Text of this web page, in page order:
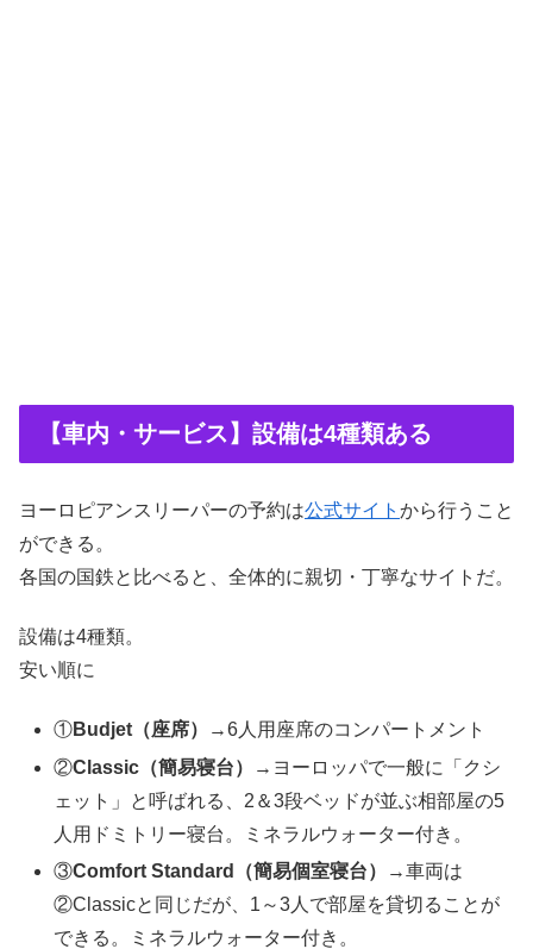
【車内・サービス】設備は4種類ある
ヨーロピアンスリーパーの予約は公式サイト から行うこと
ができる。
各国の国鉄と比べると、全体的に親切・丁寧なサイトだ。
設備は4種類。
安い順に
①Budjet（座席）
→6人用座席のコンパートメント
②Classic（簡易寝台）
→ヨーロッパで一般に「クシ
ェット」と呼ばれる、2＆3段ベッドが並ぶ相部屋の5
人用ドミトリー寝台。ミネラルウォーター付き。
③Comfort Standard（簡易個室寝台）
→車両は
②Classicと同じだが、1～3人で部屋を貸切ることが
できる。ミネラルウォーター付き。